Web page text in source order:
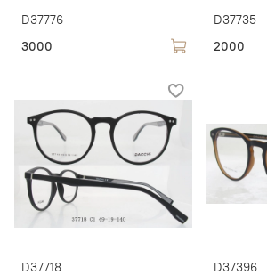
D37776
3000
D37735
2000
D37718
D37396